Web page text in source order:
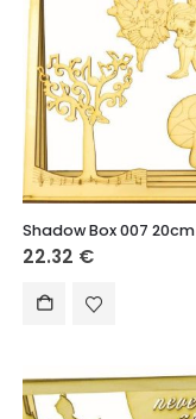
Shadow Box 007 20cm
22.32 €